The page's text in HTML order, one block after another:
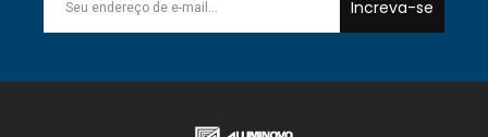
Increva-se